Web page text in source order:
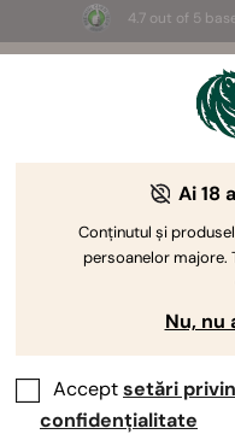
4.7 out of 5
☀️
selected
Ai 18
Conținutul și
persoanelor majore.
Nu, nu
Acceptsetări
confidențialitate